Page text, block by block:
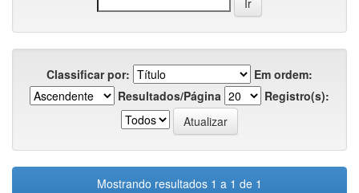
Classificar por:
Em ordem:
Resultados/Página
Registro(s):
Mostrando resultados 1 a 1 de 1